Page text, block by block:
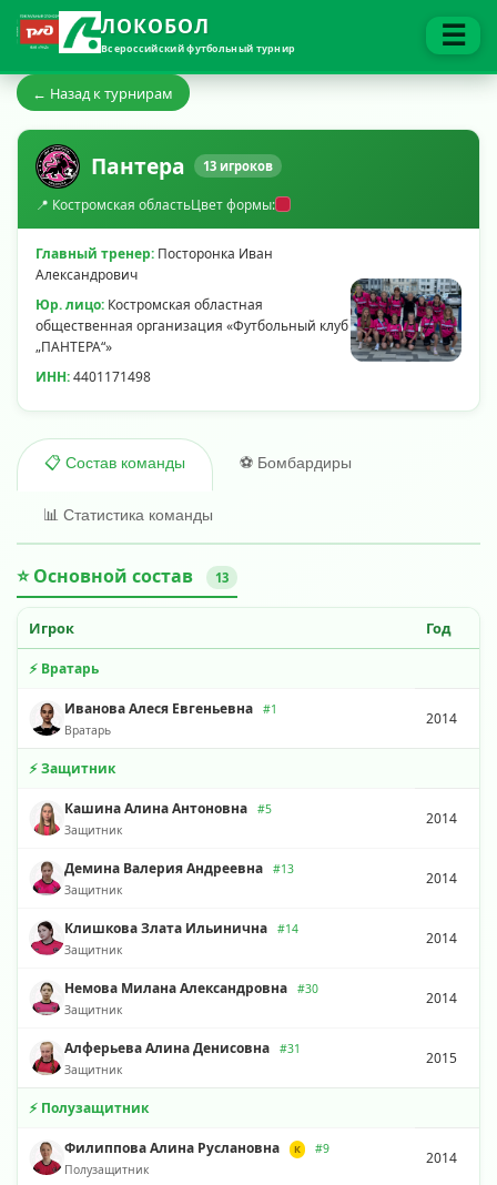
ЛОКОБОЛ
Всероссийский футбольный турнир ☰
← Назад к турнирам
Пантера 13 игроков
📍 Костромская областьЦвет формы:
Главный тренер: Посторонка Иван
Александрович
Юр. лицо: Костромская областная
общественная организация «Футбольный клуб
„ПАНТЕРА“»
ИНН:4401171498
📋 Состав команды ⚽ Бомбардиры
📊 Статистика команды
⭐ Основной состав 13
Игрок Год
⚡ Вратарь
Иванова Алеся Евгеньевна
#1
Вратарь
2014
⚡ Защитник
Кашина Алина Антоновна
#5
Защитник
2014
Демина Валерия Андреевна
#13
Защитник
2014
Клишкова Злата Ильинична
#14
Защитник
2014
Немова Милана Александровна
#30
Защитник
2014
Алферьева Алина Денисовна
#31
Защитник
2015
⚡ Полузащитник
Филиппова Алина Руслановна К
#9
Полузащитник
2014